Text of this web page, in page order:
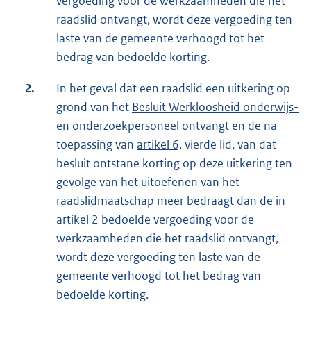
raadslid ontvangt, wordt deze vergoeding ten
laste van de gemeente verhoogd tot het
bedrag van bedoelde korting.
2.
In het geval dat een raadslid een uitkering op
grond van het Besluit Werkloosheid onderwijs-
en onderzoekpersoneel ontvangt en de na
toepassing van artikel 6,vierde lid, van dat
besluit ontstane korting op deze uitkering ten
gevolge van het uitoefenen van het
raadslidmaatschap meer bedraagt dan de in
artikel 2 bedoelde vergoeding voor de
werkzaamheden die het raadslid ontvangt,
wordt deze vergoeding ten laste van de
gemeente verhoogd tot het bedrag van
bedoelde korting.